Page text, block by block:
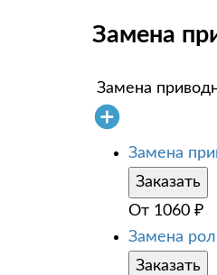
Замена
Замена
Замена
Заказать
От 1060 ₽
Замена
Заказать